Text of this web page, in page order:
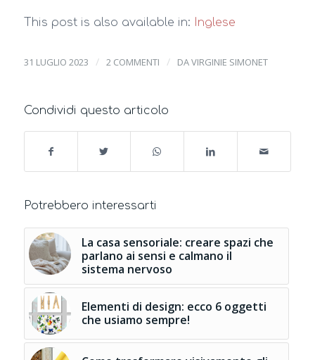
This post is also available in: Inglese
31 LUGLIO 2023 / 2 COMMENTI / DAVIRGINIE SIMONET
Condividi questo articolo
Potrebbero interessarti
La casa sensoriale: creare spazi che
parlano ai sensi e calmano il
sistema nervoso
Elementi di design: ecco 6 oggetti
che usiamo sempre!